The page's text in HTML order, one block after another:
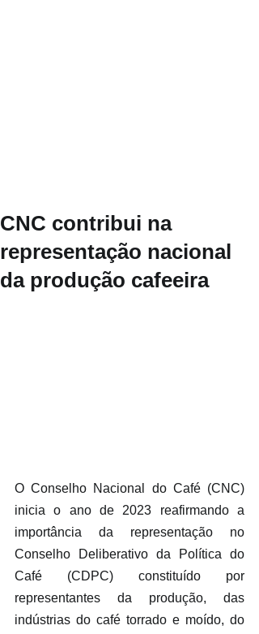
CNC contribui na
representação nacional
da produção cafeeira
O Conselho Nacional do Café (CNC)
inicia o ano de 2023 reafirmando a
importância da representação no
Conselho Deliberativo da Política do
Café (CDPC) constituído por
representantes da produção, das
indústrias do café torrado e moído, do